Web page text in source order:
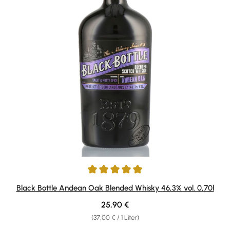
Durchschnittliche Bewertung von 5 von 5 Sternen
Black Bottle Andean Oak Blended Whisky 46,3% vol. 0,70l
(37,00 € / 1 Liter)
Regulärer Preis:
25,90 €